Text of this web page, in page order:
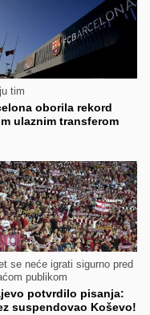
tim
oborila rekord
ulaznim transferom
se neće igrati sigurno pred
publikom
potvrdilo pisanja:
suspendovao Koševo!